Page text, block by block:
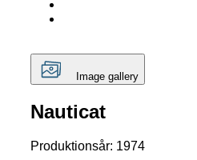
Image gallery
Nauticat
Produktionsår: 1974